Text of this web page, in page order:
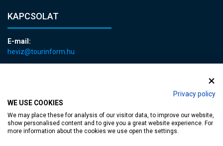
Privacy policy
WE USE COOKIES
We may place these for analysis of our visitor data, to improve our website,
show personalised content and to give you a great website experience. For
more information about the cookies we use open the settings.
KAPCSOLAT
E-mail:
heviz@tourinform.hu